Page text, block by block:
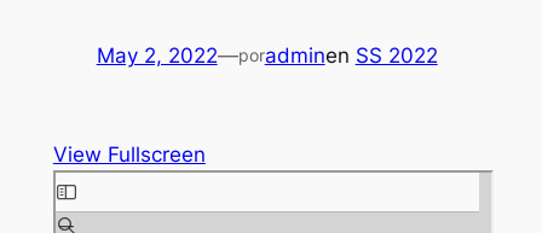
May 2, 2022—poradminen SS 2022
View Fullscreen
Saltar
al